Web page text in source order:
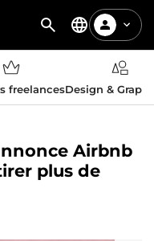
freelancesDesign &
Airbnb
plus de